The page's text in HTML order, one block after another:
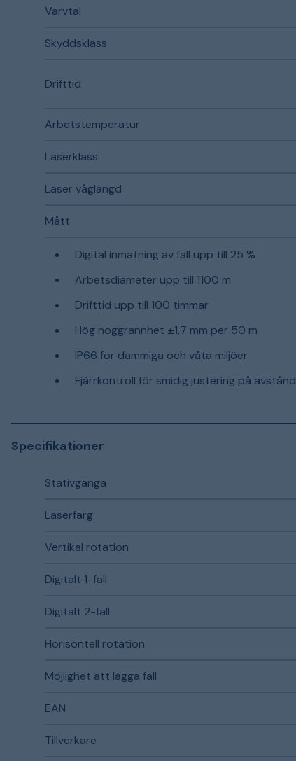
Varvtal
Skyddsklass
Drifttid
Arbetstemperatur
Laserklass
Laser våglängd
Mått
Digital inmatning av fall upp till 25 %
Arbetsdiameter upp till 1100 m
Drifttid upp till 100 timmar
Hög noggrannhet ±1,7 mm per 50 m
IP66 för dammiga och våta miljöer
Fjärrkontroll för smidig justering på avstånd
Specifikationer
Stativgänga
Laserfärg
Vertikal rotation
Digitalt 1-fall
Digitalt 2-fall
Horisontell rotation
Möjlighet att lägga fall
EAN
Tillverkare